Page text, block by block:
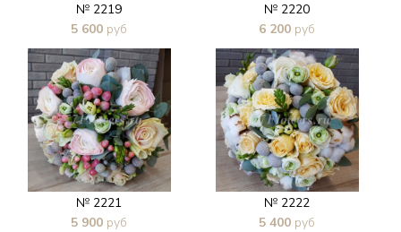
№ 2219
5 600 руб
В 1 клик
№ 2220
6 200 руб
В 1 клик
№ 2221
5 900 руб
№ 2222
5 400 руб